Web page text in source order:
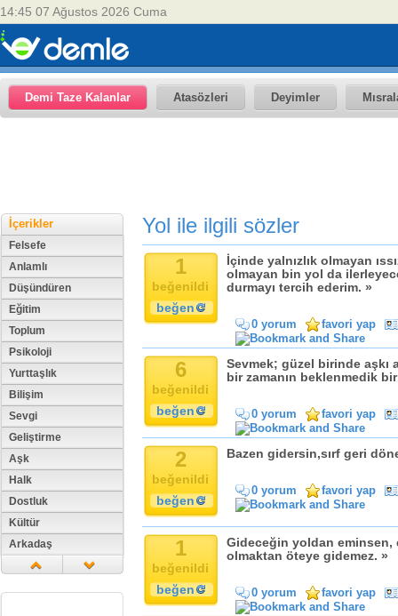
14:45 07 Ağustos 2026 Cuma
Demi Taze Kalanlar Atasözleri Deyimler
İçerikler
Felsefe
Anlamlı
Düşündüren
Eğitim
Toplum
Psikoloji
Yurttaşlık
Bilişim
Sevgi
Geliştirme
Aşk
Halk
Dostluk
Kültür
Arkadaş
Yol ile ilgili sözler
1
beğenildi
beğen
İçinde yalnızlık olmayan
olmayan bin yol da
durmayı tercih ederim. »
0 yorum favori yap
6
beğenildi
beğen
Sevmek; güzel birinde aşkı
bir zamanın beklenmedik
0 yorum favori yap
2
beğenildi
beğen
Bazen gidersin,sırf geri
0 yorum favori yap
1
beğenildi
beğen
Gideceğin yoldan
olmaktan öteye gidemez. »
0 yorum favori yap